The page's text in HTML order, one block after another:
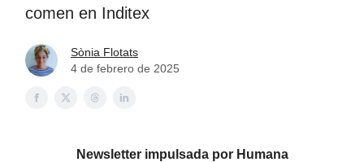
comen en Inditex
Sònia Flotats
4 de febrero de 2025
Newsletter impulsada por Humana